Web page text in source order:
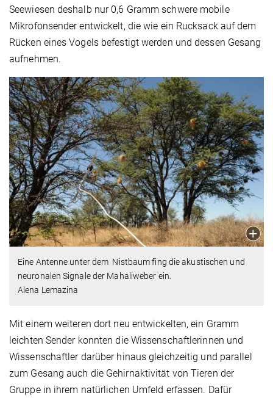
Seewiesen deshalb nur 0,6 Gramm schwere mobile
Mikrofonsender entwickelt, die wie ein Rucksack auf dem
Rücken eines Vogels befestigt werden und dessen Gesang
aufnehmen.
Eine Antenne unter dem Nistbaum fing die akustischen und
neuronalen Signale der Mahaliweber ein.
Alena Lemazina
Mit einem weiteren dort neu entwickelten, ein Gramm
leichten Sender konnten die Wissenschaftlerinnen und
Wissenschaftler darüber hinaus gleichzeitig und parallel
zum Gesang auch die Gehirnaktivität von Tieren der
Gruppe in ihrem natürlichen Umfeld erfassen. Dafür